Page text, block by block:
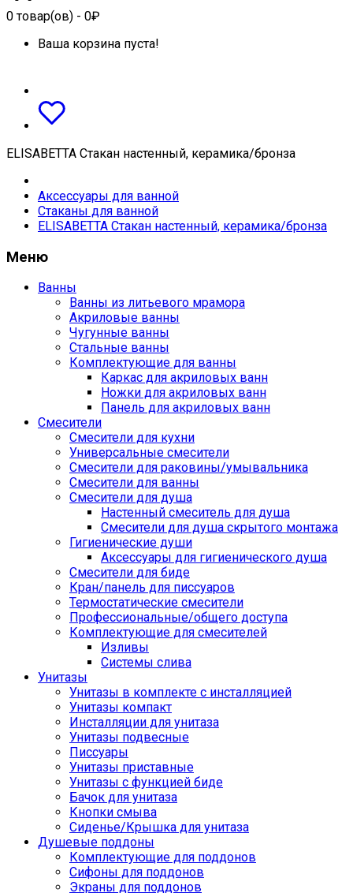
0товар(ов) - 0₽
Ваша корзина пуста!
ELISABETTA Cтакан настенный, керамика/бронза
Аксессуары для ванной
Стаканы для ванной
ELISABETTA Cтакан настенный, керамика/бронза
Меню
Ванны
Ванны из литьевого мрамора
Акриловые ванны
Чугунные ванны
Стальные ванны
Комплектующие для ванны
Каркас для акриловых ванн
Ножки для акриловых ванн
Панель для акриловых ванн
Смесители
Смесители для кухни
Универсальные смесители
Смесители для раковины/умывальника
Смесители для ванны
Смесители для душа
Настенный смеситель для душа
Смесители для душа скрытого монтажа
Гигиенические души
Аксессуары для гигиенического душа
Смесители для биде
Кран/панель для писсуаров
Термостатические смесители
Профессиональные/общего доступа
Комплектующие для смесителей
Изливы
Системы слива
Унитазы
Унитазы в комплекте с инсталляцией
Унитазы компакт
Инсталляции для унитаза
Унитазы подвесные
Писсуары
Унитазы приставные
Унитазы с функцией биде
Бачок для унитаза
Кнопки смыва
Сиденье/Крышка для унитаза
Душевые поддоны
Комплектующие для поддонов
Сифоны для поддонов
Экраны для поддонов